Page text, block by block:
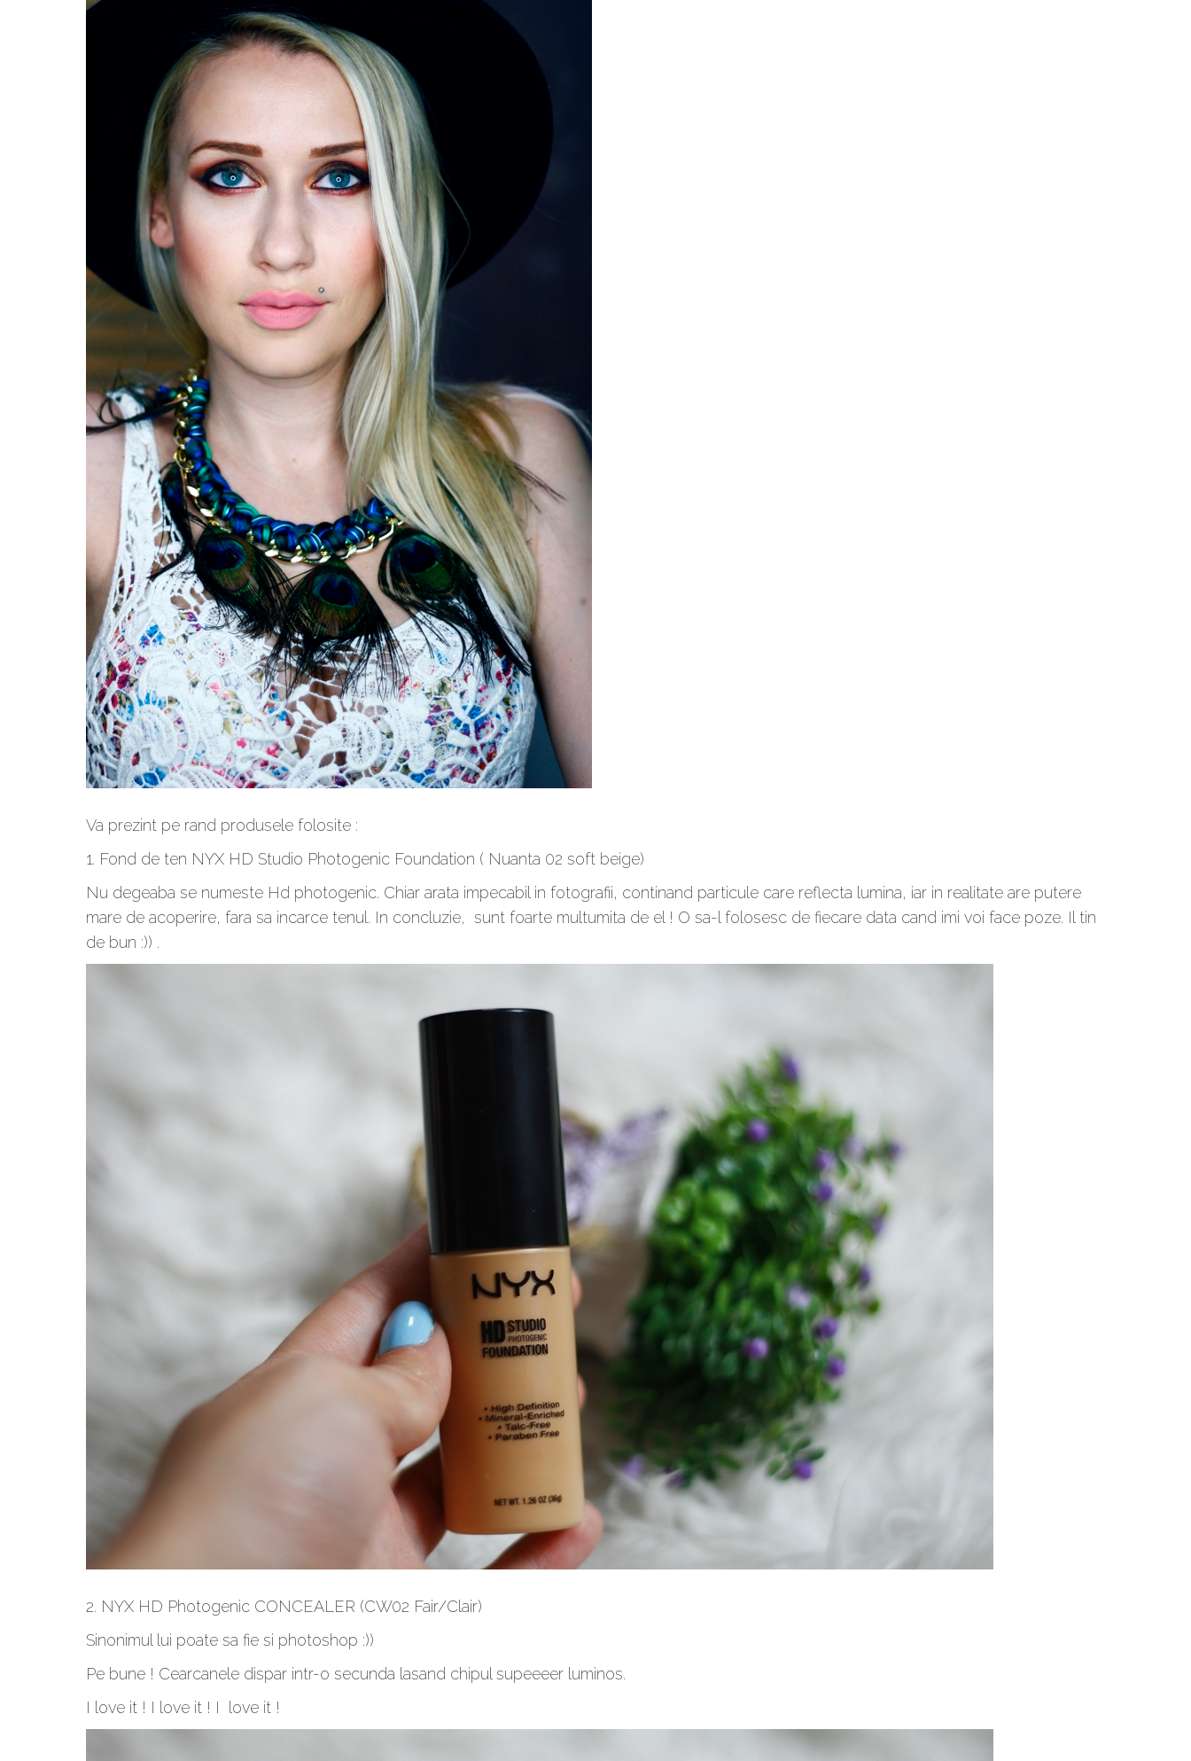
Va prezint pe rand produsele folosite :
1. Fond de ten NYX HD Studio Photogenic Foundation ( Nuanta 02 soft beige)
Nu degeaba se numeste Hd photogenic. Chiar arata impecabil in fotografii, continand particule care reflecta lumina, iar in realitate are putere
mare de acoperire, fara sa incarce tenul. In concluzie, sunt foarte multumita de el ! O sa-l folosesc de fiecare data cand imi voi face poze. Il tin
de bun :)) .
2. NYX HD Photogenic CONCEALER (CW02 Fair/Clair)
Sinonimul lui poate sa fie si photoshop :))
Pe bune ! Cearcanele dispar intr-o secunda lasand chipul supeeeer luminos.
I love it ! I love it ! I love it !